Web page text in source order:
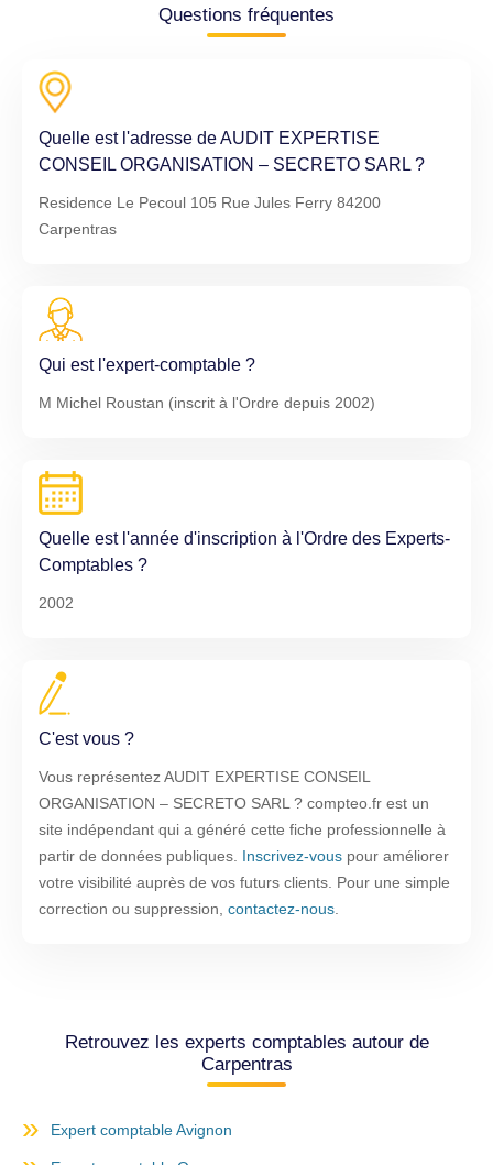
Questions fréquentes
Quelle est l'adresse de AUDIT EXPERTISE
CONSEIL ORGANISATION – SECRETO SARL ?
Residence Le Pecoul 105 Rue Jules Ferry 84200
Carpentras
Qui est l'expert-comptable ?
M Michel Roustan (inscrit à l'Ordre depuis 2002)
Quelle est l'année d'inscription à l'Ordre des Experts-
Comptables ?
2002
C'est vous ?
Vous représentez AUDIT EXPERTISE CONSEIL
ORGANISATION – SECRETO SARL ? compteo.fr est un
site indépendant qui a généré cette fiche professionnelle à
partir de données publiques. Inscrivez-vous pour améliorer
votre visibilité auprès de vos futurs clients. Pour une simple
correction ou suppression, contactez-nous
Retrouvez les experts comptables autour de
Carpentras
Expert comptable Avignon